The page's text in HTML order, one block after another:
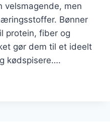
velsmagende, men
Bønner
protein, fiber og
gør dem til et ideelt
kødspisere….